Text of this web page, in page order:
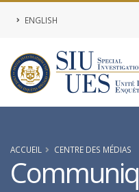
ENGLISH
ACCUEIL CENTRE DES MÉDIAS